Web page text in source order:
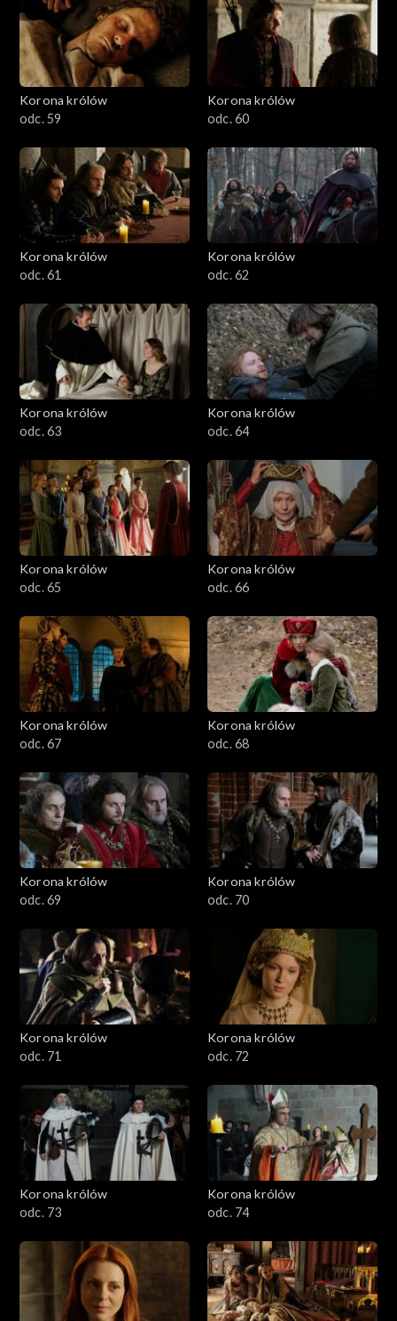
Korona królów
odc. 59
Korona królów
odc. 60
Korona królów
odc. 61
Korona królów
odc. 62
Korona królów
odc. 63
Korona królów
odc. 64
Korona królów
odc. 65
Korona królów
odc. 66
Korona królów
odc. 67
Korona królów
odc. 68
Korona królów
odc. 69
Korona królów
odc. 70
Korona królów
odc. 71
Korona królów
odc. 72
Korona królów
odc. 73
Korona królów
odc. 74